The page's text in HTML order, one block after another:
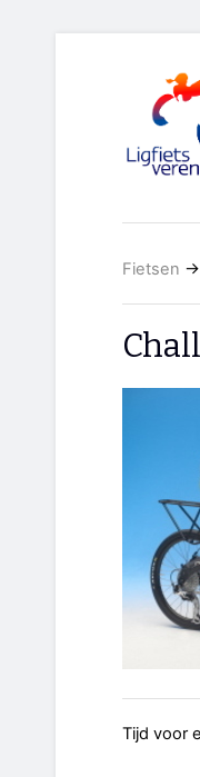
Fietsen →
Tijd voor